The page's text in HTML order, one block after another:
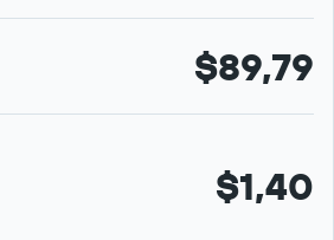
$89,79
$1,40